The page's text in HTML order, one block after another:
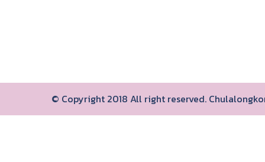
© Copyright 2018 All right reserved.